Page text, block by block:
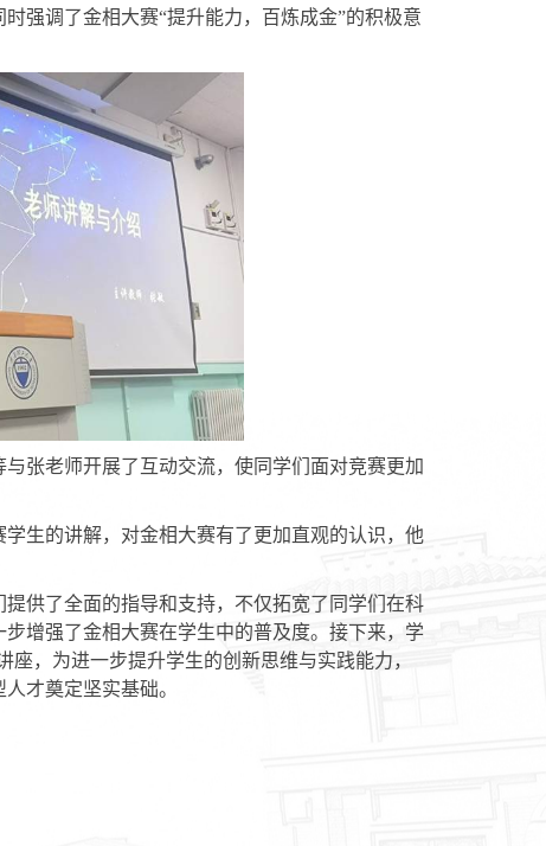
强调了金相大赛“提升能力，百炼成金”的积极意
张老师开展了互动交流，使同学们面对竞赛更加
生的讲解，对金相大赛有了更加直观的认识，他
提供了全面的指导和支持，不仅拓宽了同学们在科
增强了金相大赛在学生中的普及度。接下来，学
座，为进一步提升学生的创新思维与实践能力，
才奠定坚实基础。